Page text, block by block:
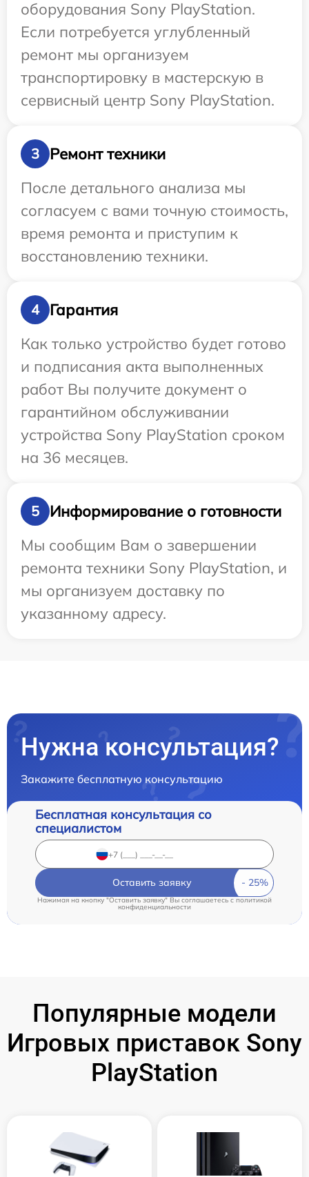
оборудования Sony PlayStation.
Если потребуется углубленный
ремонт мы организуем
транспортировку в мастерскую в
сервисный центр Sony PlayStation.
3
Ремонт техники
После детального анализа мы
согласуем с вами точную стоимость,
время ремонта и приступим к
восстановлению техники.
4
Гарантия
Как только устройство будет готово
и подписания акта выполненных
работ Вы получите документ о
гарантийном обслуживании
устройства Sony PlayStation сроком
на 36 месяцев.
5
Информирование о готовности
Мы сообщим Вам о завершении
ремонта техники Sony PlayStation, и
мы организуем доставку по
указанному адресу.
Нужна консультация?
Закажите бесплатную консультацию
Бесплатная консультация со
специалистом
Оставить заявку
Нажимая на кнопку "Оставить заявку" Вы соглашаетесь cполитикой
конфиденциальности
Популярные модели
Игровых приставок Sony
PlayStation